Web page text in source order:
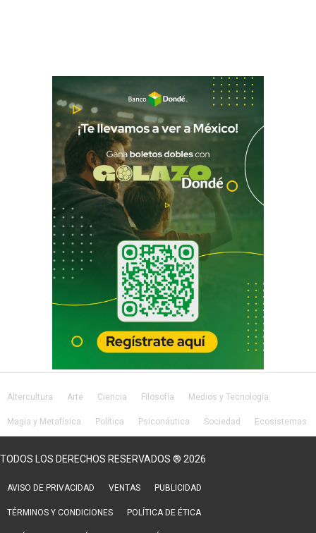
Altercultura Arte Ciencia Filosofía Medios y Tecnología
Magia y Metafísica Política Psiconáutica Sociedad Ecosistemas
TODOS LOS DERECHOS RESERVADOS ® 2026
AVISO DE PRIVACIDAD VENTAS PUBLICIDAD
TÉRMINOS Y CONDICIONES POLÍTICA DE ÉTICA